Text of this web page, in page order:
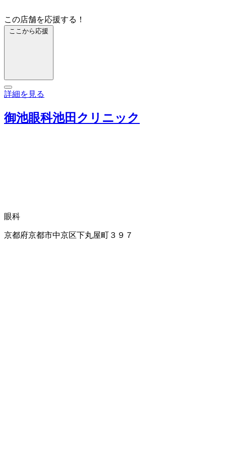
この店舗を応援する！
ここから応援
詳細を見る
御池眼科池田クリニック
眼科
京都府京都市中京区下丸屋町３９７